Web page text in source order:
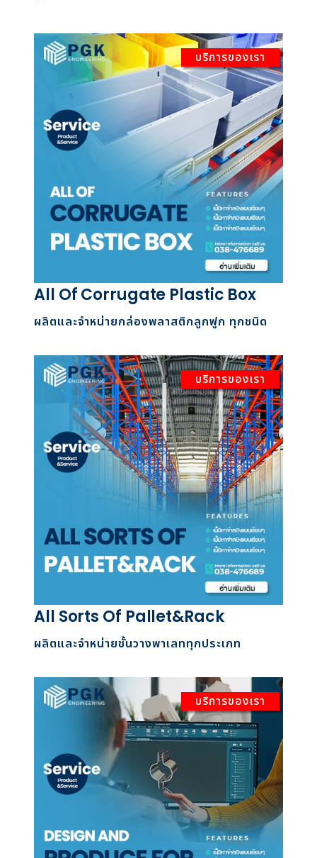
บริการของเรา
All Of Corrugate Plastic Box
ผลิตและจำหน่ายกล่องพลาสติกลูกฟูก ทุกชนิด
บริการของเรา
All Sorts Of Pallet&Rack
ผลิตและจำหน่ายชั้นวางพาเลททุกประเภท
บริการของเรา